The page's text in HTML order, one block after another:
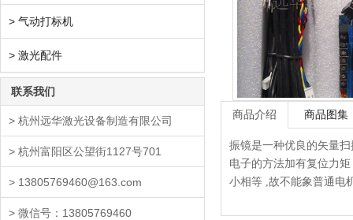
> 气动打标机
> 激光配件
联系我们
> 杭州远华激光设备制造有限公司
> 杭州富阳区公望街1127号701
> 13805769460@163.com
> 微信号：13805769460
商品介绍 商品图集
振镜是一种优良的矢量
电子的方法加有复位力
小相等 ,故不能象普通电